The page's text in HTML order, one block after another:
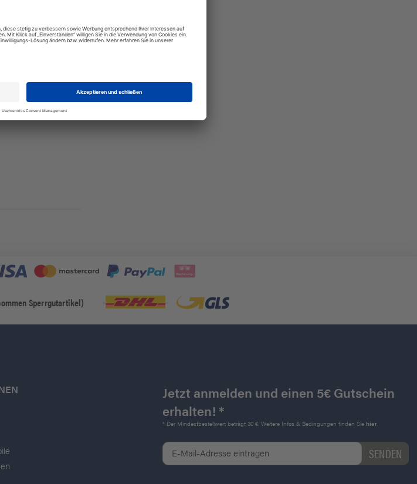
der Reise.
sowie Tipps zur
Sperrgutartikel)
Jetzt anmelden und einen 5€ Gutschein
erhalten! *
* Der Mindestbestellwert beträgt 30 €. Weitere Infos & Bedingungen finden Sie hier.